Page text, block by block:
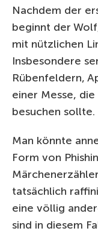
Nachdem der
beginnt der
mit nützlichen
Insbesondere
Rübenfeldern,
einer Messe,
besuchen sollte.
Man könnte
Form von
tatsächlich
eine völlig
sind in diesem